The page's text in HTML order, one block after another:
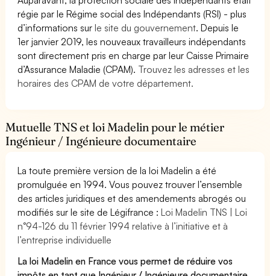
régie par le Régime social des Indépendants (RSI) - plus
d’informations surle site du gouvernement. Depuis le
1er janvier 2019, les nouveaux travailleurs indépendants
sont directement pris en charge par leur Caisse Primaire
d’Assurance Maladie (CPAM). Trouvez les adresses et les
horaires des CPAM de votre département.
Mutuelle TNS et loi Madelin pour le métier
Ingénieur / Ingénieure documentaire
La toute première version de la loi Madelin a été
promulguée en 1994. Vous pouvez trouver l’ensemble
des articles juridiques et des amendements abrogés ou
modifiés sur le site de Légifrance :Loi Madelin TNS | Loi
n°94-126 du 11 février 1994 relative à l’initiative et à
l’entreprise individuelle
La loi Madelin en France vous permet de réduire vos